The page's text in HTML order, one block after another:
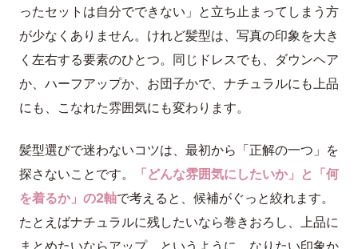
ったセットは自分でできない」と立ち止まってしまう方
が少なくありません。けれど髪型は、写真の印象を大き
く左右する要素のひとつ。同じドレスでも、ダウンヘア
か、ハーフアップか、お団子かで、ナチュラルにも上品
にも、こなれた雰囲気にも変わります。
髪型選びで迷わないコツは、最初から「正解の一つ」を
探さないことです。
「どんな雰囲気にしたいか」と「何
を着るか」の2軸で考えると、候補がぐっと絞れます。
たとえばナチュラルに残したいなら巻きおろし、上品に
まとめたいならアップ、というように、なりたい印象か